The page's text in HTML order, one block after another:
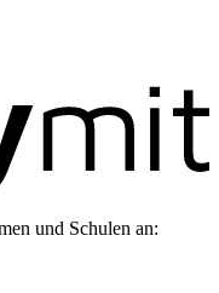
und Schulen an: